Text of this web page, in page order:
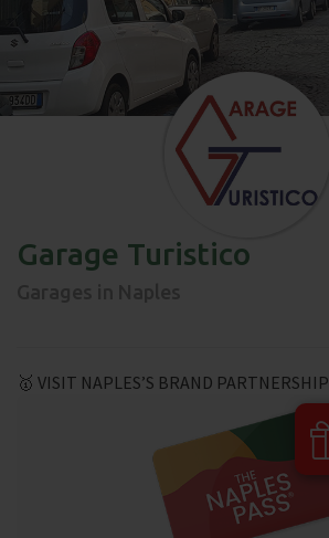
Garage Turistico
🥇 VISIT NAPLES’S BRAND PARTNERSHIP